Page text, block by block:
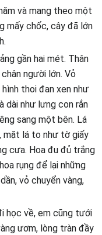
và mang theo một
mấy chốc, cây đã lớn
gần hai mét. Thân
người lớn. Vỏ
thoi đan xen như
dài như lưng con rắn
sang một bên. Lá
mặt lá to như tờ giấy
cưa. Hoa đu đủ trắng
rụng để lại những
vỏ chuyển vàng,
học về, em cũng tưới
ươm, lòng tràn đầy